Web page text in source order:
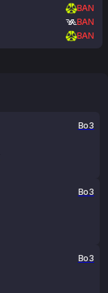
BAN
BAN
BAN
Bo3
Bo3
Bo3